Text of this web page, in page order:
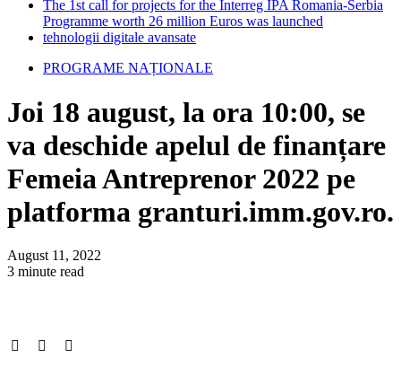
The 1st call for projects for the Interreg IPA Romania-Serbia
Programme worth 26 million Euros was launched
tehnologii digitale avansate
PROGRAME NAȚIONALE
Joi 18 august, la ora 10:00, se
va deschide apelul de finanțare
Femeia Antreprenor 2022 pe
platforma granturi.imm.gov.ro.
August 11, 2022
3 minute read